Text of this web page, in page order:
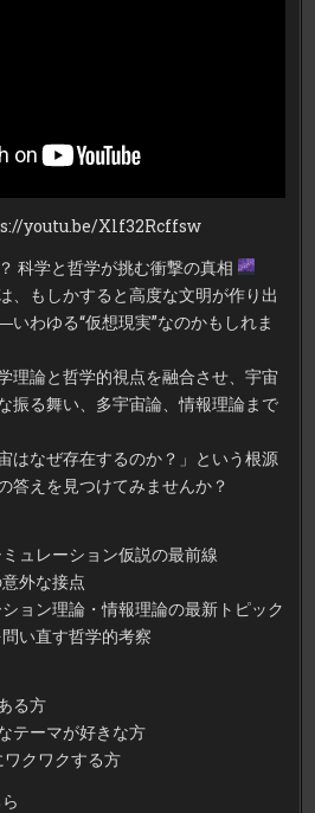
最
線
youtu.be/Xlf32Rcffsw
科学と哲学が挑む衝撃の真相
、もしかすると高度な文明が作り出
わゆる“仮想現実”なのかもしれま
理論と哲学的視点を融合させ、宇宙
振る舞い、多宇宙論、情報理論まで
はなぜ存在するのか？」という根源
答えを見つけてみませんか？
ュレーション仮説の最前線
外な接点
ョン理論・情報理論の最新トピック
い直す哲学的考察
る方
テーマが好きな方
ワクワクする方